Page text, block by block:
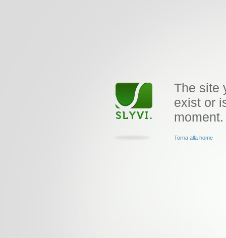
The site
exist or
moment.
Torna alla home